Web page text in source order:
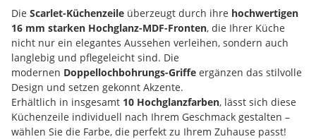
Die Scarlet-Küchenzeile überzeugt durch ihre hochwertigen
16 mm starken Hochglanz-MDF-Fronten, die Ihrer Küche
nicht nur ein elegantes Aussehen verleihen, sondern auch
langlebig und pflegeleicht sind. Die
modernen Doppellochbohrungs-Griffe ergänzen das stilvolle
Design und setzen gekonnt Akzente.
Erhältlich in insgesamt 10 Hochglanzfarben, lässt sich diese
Küchenzeile individuell nach Ihrem Geschmack gestalten –
wählen Sie die Farbe, die perfekt zu Ihrem Zuhause passt!